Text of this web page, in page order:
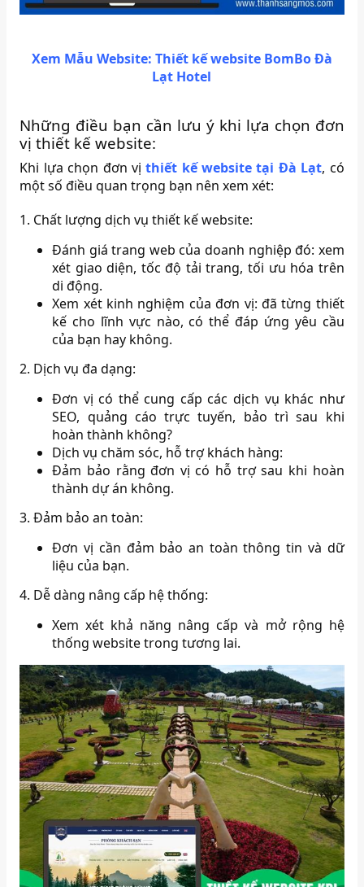
Xem Mẫu Website: Thiết kế website BomBo Đà
Lạt Hotel
Những điều bạn cần lưu ý khi lựa chọn đơn
vị thiết kế website:
Khi lựa chọn đơn vịthiết kế website tại Đà Lạt, có
một số điều quan trọng bạn nên xem xét:
1. Chất lượng dịch vụ thiết kế website:
Đánh giá trang web của doanh nghiệp đó: xem
xét giao diện, tốc độ tải trang, tối ưu hóa trên
di động.
Xem xét kinh nghiệm của đơn vị: đã từng thiết
kế cho lĩnh vực nào, có thể đáp ứng yêu cầu
của bạn hay không.
2. Dịch vụ đa dạng:
Đơn vị có thể cung cấp các dịch vụ khác như
SEO, quảng cáo trực tuyến, bảo trì sau khi
hoàn thành không?
Dịch vụ chăm sóc, hỗ trợ khách hàng:
Đảm bảo rằng đơn vị có hỗ trợ sau khi hoàn
thành dự án không.
3. Đảm bảo an toàn:
Đơn vị cần đảm bảo an toàn thông tin và dữ
liệu của bạn.
4. Dễ dàng nâng cấp hệ thống:
Xem xét khả năng nâng cấp và mở rộng hệ
thống website trong tương lai.